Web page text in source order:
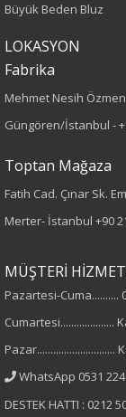
Büyük Beden Bluz
LOKASYON
Fabrika
Mehmet Nesih
Güngören/İstanbul -
Toptan Mağaza
Fatih Cad. Çınar Sk.
Merter- İstanbul +90
MÜŞTERİ
Pazartesi-Cuma..........
Cumartesi....................
Pazar.............................
WhatsApp 0531 224
DESTEK HATTI : 0212